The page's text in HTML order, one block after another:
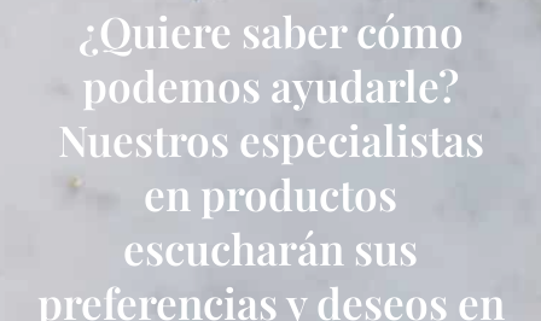
¿Quiere saber cómo
podemos ayudarle?
Nuestros especialistas
en productos
escucharán sus
preferencias y deseos en